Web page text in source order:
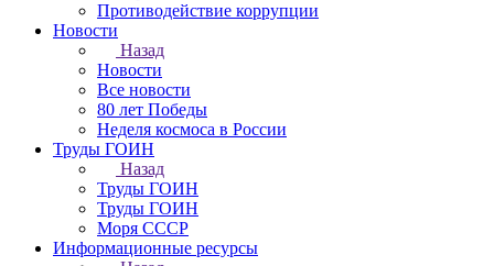
Противодействие коррупции
Новости
Назад
Новости
Все новости
80 лет Победы
Неделя космоса в России
Труды ГОИН
Назад
Труды ГОИН
Труды ГОИН
Моря СССР
Информационные ресурсы